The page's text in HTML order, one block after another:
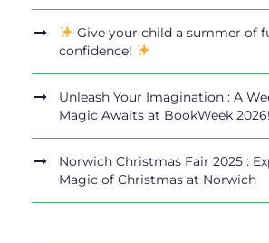
Give your child a summer of
confidence!
Unleash Your Imagination : A
Magic Awaits at BookWeek 2026!
Norwich Christmas Fair 2025 :
Magic of Christmas at Norwich